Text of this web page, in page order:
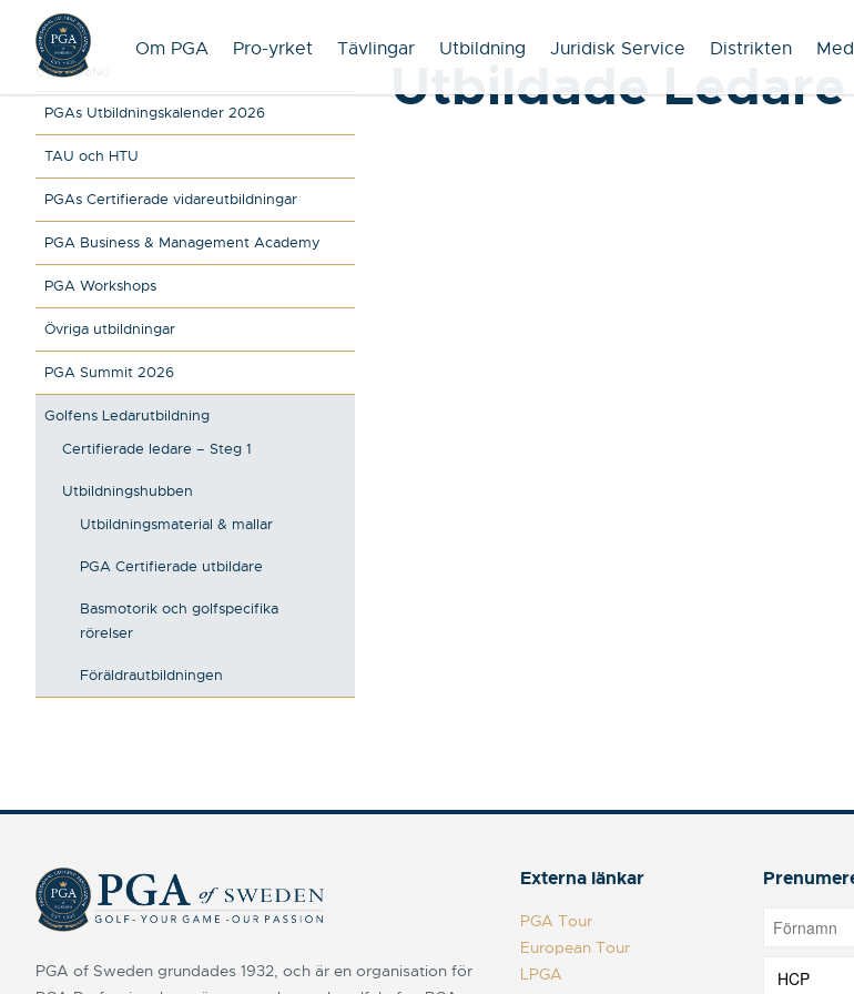
Om PGA Pro-yrket Tävlingar Utbildning Juridisk Service Distrikten
UTBILDNING
PGAs Utbildningskalender 2026
TAU och HTU
PGAs Certifierade vidareutbildningar
PGA Business & Management Academy
PGA Workshops
Övriga utbildningar
PGA Summit 2026
Golfens Ledarutbildning
Certifierade ledare – Steg 1
Utbildningshubben
Utbildningsmaterial & mallar
PGA Certifierade utbildare
Basmotorik och golfspecifika
rörelser
Föräldrautbildningen
Utbildade Ledare
PGA of Sweden grundades 1932, och är en organisation för
Externa länkar
PGA Tour
European Tour
LPGA